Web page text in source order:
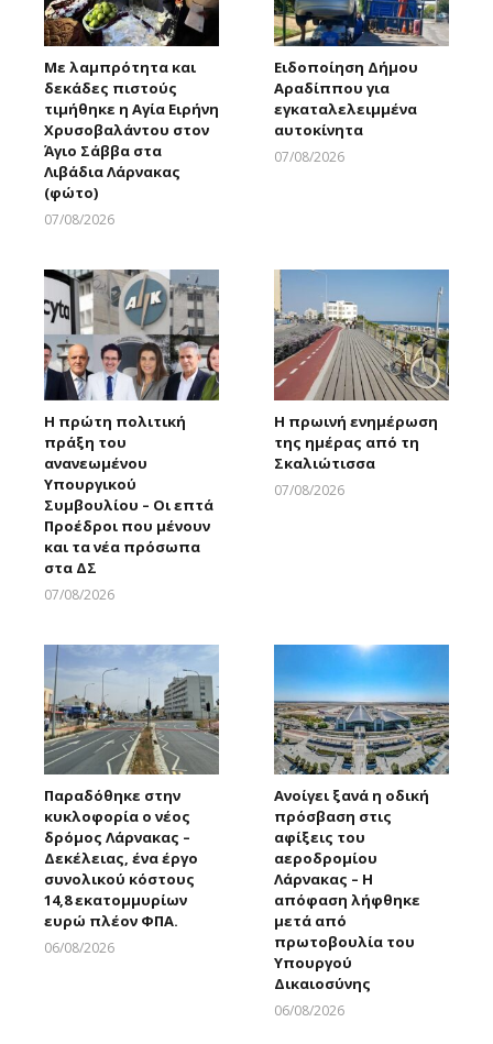
Με λαμπρότητα και
δεκάδες πιστούς
τιμήθηκε η Αγία Ειρήνη
Χρυσοβαλάντου στον
Άγιο Σάββα στα
Λιβάδια Λάρνακας
(φώτο)
07/08/2026
Ειδοποίηση Δήμου
Αραδίππου για
εγκαταλελειμμένα
αυτοκίνητα
07/08/2026
Η πρώτη πολιτική
πράξη του
ανανεωμένου
Υπουργικού
Συμβουλίου – Οι επτά
Προέδροι που μένουν
και τα νέα πρόσωπα
στα ΔΣ
07/08/2026
Η πρωινή ενημέρωση
της ημέρας από τη
Σκαλιώτισσα
07/08/2026
Παραδόθηκε στην
κυκλοφορία ο νέος
δρόμος Λάρνακας –
Δεκέλειας, ένα έργο
συνολικού κόστους
14,8 εκατομμυρίων
ευρώ πλέον ΦΠΑ.
06/08/2026
Ανοίγει ξανά η οδική
πρόσβαση στις
αφίξεις του
αεροδρομίου
Λάρνακας – Η
απόφαση λήφθηκε
μετά από
πρωτοβουλία του
Υπουργού
Δικαιοσύνης
06/08/2026